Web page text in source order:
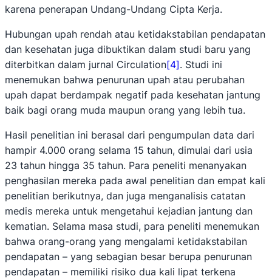
karena penerapan Undang-Undang Cipta Kerja.
Hubungan upah rendah atau ketidakstabilan pendapatan
dan kesehatan juga dibuktikan dalam studi baru yang
diterbitkan dalam jurnal Circulation[4]. Studi ini
menemukan bahwa penurunan upah atau perubahan
upah dapat berdampak negatif pada kesehatan jantung
baik bagi orang muda maupun orang yang lebih tua.
Hasil penelitian ini berasal dari pengumpulan data dari
hampir 4.000 orang selama 15 tahun, dimulai dari usia
23 tahun hingga 35 tahun. Para peneliti menanyakan
penghasilan mereka pada awal penelitian dan empat kali
penelitian berikutnya, dan juga menganalisis catatan
medis mereka untuk mengetahui kejadian jantung dan
kematian. Selama masa studi, para peneliti menemukan
bahwa orang-orang yang mengalami ketidakstabilan
pendapatan – yang sebagian besar berupa penurunan
pendapatan – memiliki risiko dua kali lipat terkena